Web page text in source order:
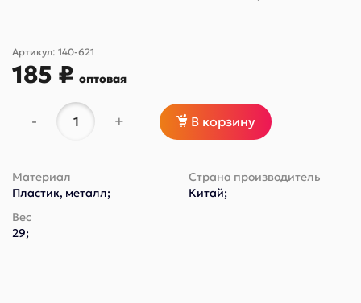
Артикул: 140-621
185 ₽ оптовая
- + В корзину
Материал
Пластик, металл;
Страна производитель
Китай;
Вес
29;